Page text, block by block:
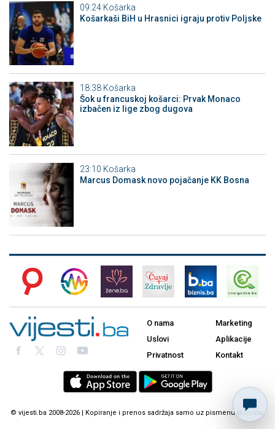
09:24 Košarka
Košarkaši BiH u Hrasnici igraju protiv Poljske
18:38 Košarka
Šok u francuskoj košarci: Prvak Monaco
izbačen iz lige zbog dugova
23:10 Košarka
Marcus Domask novo pojačanje KK Bosna
O nama
Uslovi
Privatnost
Marketing
Aplikacije
Kontakt
© vijesti.ba 2008-2026 | Kopiranje i prenos sadržaja samo uz pismenu dozvolu.